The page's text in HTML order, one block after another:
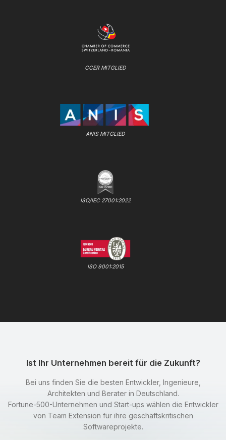
CCER MITGLIED
ANIS MITGLIED
ISO/IEC 27001:2022
ISO 9001:2015
Ist Ihr Unternehmen bereit für die Zukunft?
Bei uns finden Sie die besten Entwickler, Ingenieure,
Architekten und Berater in Deutschland.
Fortune-500-Unternehmen und Start-ups wählen die Entwickler
von Team Extension für ihre geschäftskritischen
Softwareprojekte.